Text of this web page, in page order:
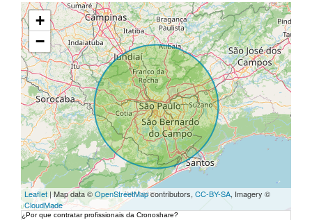
+
−
Leaflet | Map data ©OpenStreetMapcontributors, CC-BY-SA, Imagery ©
CloudMade
¿Por que contratar profissionais da Cronoshare?